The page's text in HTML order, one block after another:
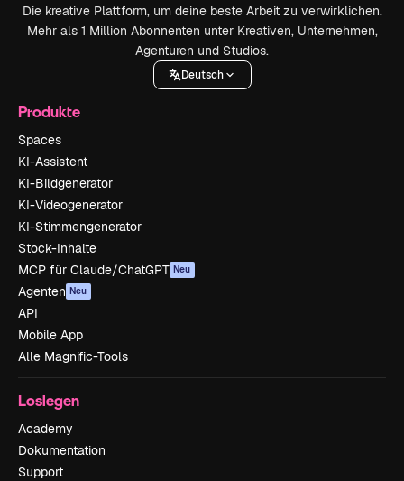
Die kreative Plattform, um deine beste Arbeit zu verwirklichen.
Mehr als 1 Million Abonnenten unter Kreativen, Unternehmen,
Agenturen und Studios.
Deutsch
Produkte
Spaces
KI-Assistent
KI-Bildgenerator
KI-Videogenerator
KI-Stimmengenerator
Stock-Inhalte
MCP für Claude/ChatGPT Neu
Agenten Neu
API
Mobile App
Alle Magnific-Tools
Loslegen
Academy
Dokumentation
Support